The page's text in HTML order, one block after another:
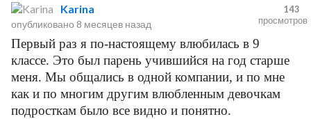
Karina
опубликовано 8 месяцев назад
143
просмотров
Первый раз я по-настоящему влюбилась в 9
классе. Это был парень учившийся на год старше
меня. Мы общались в одной компании, и по мне
как и по многим другим влюбленным девочкам
подросткам было все видно и понятно.